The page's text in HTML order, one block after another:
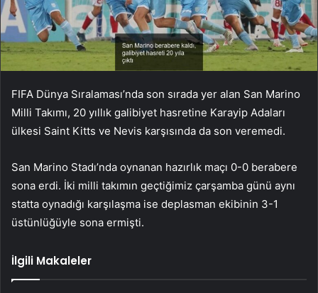
FIFA Dünya Sıralaması’nda son sırada yer alan San Marino
Milli Takımı, 20 yıllık galibiyet hasretine Karayip Adaları
ülkesi Saint Kitts ve Nevis karşısında da son veremedi.
San Marino Stadı’nda oynanan hazırlık maçı 0-0 berabere
sona erdi. İki milli takımın geçtiğimiz çarşamba günü aynı
statta oynadığı karşılaşma ise deplasman ekibinin 3-1
üstünlüğüyle sona ermişti.
İlgili Makaleler